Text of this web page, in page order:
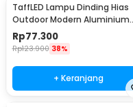
TaffLED Lampu Dinding Hias
Outdoor Modern Aluminium
6W Warm White - MSL022
Rp77.300
Rp123.900 38%
+ Keranjang